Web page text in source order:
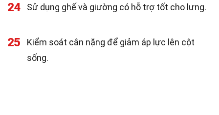
24 Sử dụng ghế và giường có hỗ trợ tốt cho lưng.
25
Kiểm soát cân nặng để giảm áp lực lên cột
sống.